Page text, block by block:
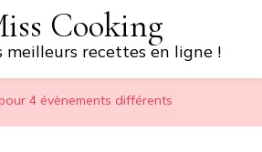
Cooking
meilleurs recettes en ligne !
4 évènements différents